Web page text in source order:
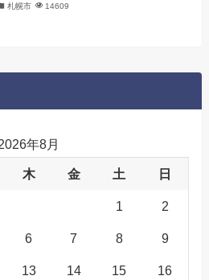
札幌市 14609
年8月
木 金 土 日
1 2
6 7 8 9
13 14 15 16